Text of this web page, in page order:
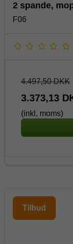
2 spande,
F06
4.497,50 DKK
3.373,13
(inkl. moms)
Tilbud